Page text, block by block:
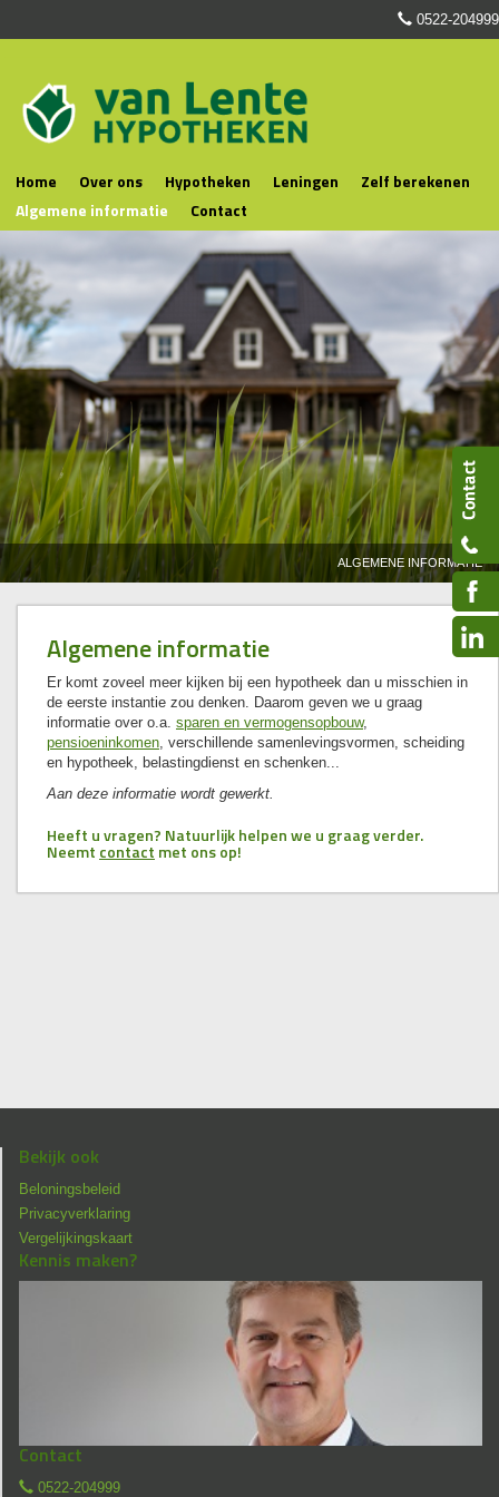
0522-204999
Home Over ons Hypotheken Leningen
Zelf berekenen
Algemene informatie
Contact
ALGEMENE INFORMATIE
Algemene informatie
Er komt zoveel meer kijken bij een hypotheek dan u misschien in
de eerste instantie zou denken. Daarom geven we u graag
informatie over o.a. sparen en vermogensopbouw,
pensioeninkomen, verschillende samenlevingsvormen, scheiding
en hypotheek, belastingdienst en schenken...
Aan deze informatie wordt gewerkt.
Heeft u vragen? Natuurlijk helpen we u graag verder.
Neemt contact met ons op!
Bekijk ook
Beloningsbeleid
Privacyverklaring
Vergelijkingskaart
Kennis maken?
Contact
0522-204999